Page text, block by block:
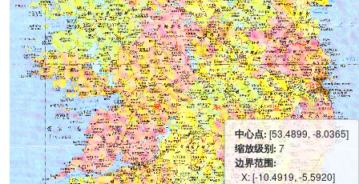
中心点:[53.4899, -8.0365]
缩放级别:7
边界范围:
X: [-10.4919, -5.5920]